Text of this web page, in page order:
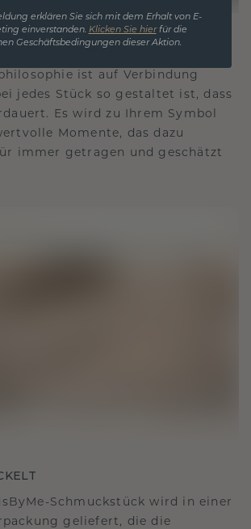
GESCHAFFEN
ist auf Verbindung
jedes Stück so gestaltet ist, dass
Es wird zu Ihrem Symbol
Momente, das dazu
immer getragen und geschätzt
Schmuckstück wird in einer
geliefert, die die
erklären Sie sich mit dem Erhalt von E-
einverstanden. Klicken Sie hierfür die
Geschäftsbedingungen dieser Aktion.